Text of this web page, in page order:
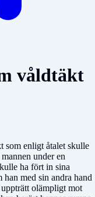
våldtäkt
som enligt åtalet skulle
under en
ha fört in sina
med sin andra hand
olämpligt mot